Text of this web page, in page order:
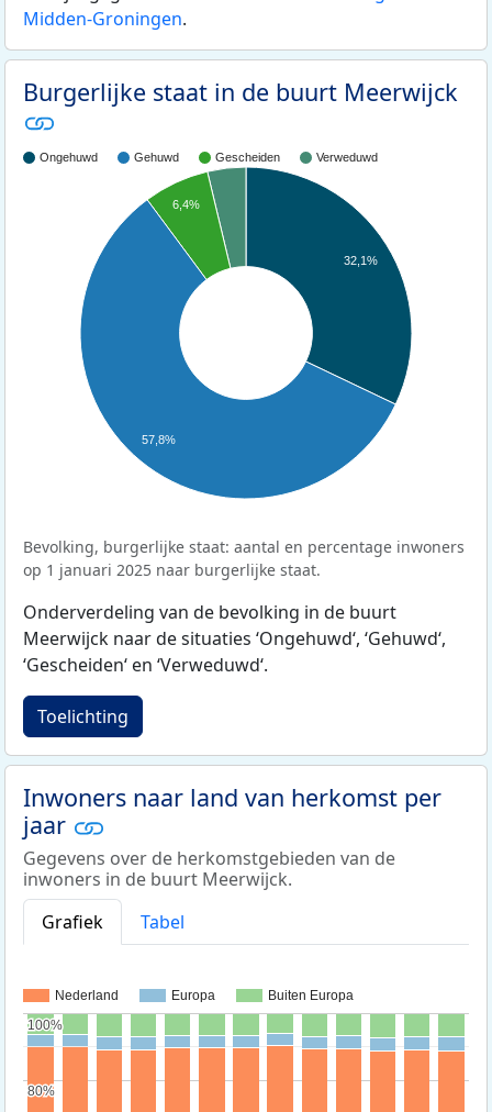
Midden-Groningen.
Burgerlijke staat in de buurt Meerwijck
Ongehuwd Gehuwd Gescheiden Verweduwd
32,1%
6,4%
57,8%
Bevolking, burgerlijke staat: aantal en percentage inwoners
op 1 januari 2025 naar burgerlijke staat.
Onderverdeling van de bevolking in de buurt
Meerwijck naar de situaties ‘Ongehuwd‘, ‘Gehuwd‘,
‘Gescheiden‘ en ‘Verweduwd‘.
Toelichting
Inwoners naar land van herkomst per
jaar
Gegevens over de herkomstgebieden van de
inwoners in de buurt Meerwijck.
Grafiek
Tabel
Nederland Europa Buiten Europa
80%
80%
100%
100%